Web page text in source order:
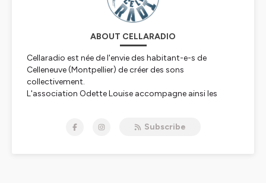
ABOUT CELLARADIO
Cellaradio est née de l'envie des habitant-e-s de
Celleneuve (Montpellier) de créer des sons
collectivement.
L'association Odette Louise accompagne ainsi les
Témoignages, reportages, interviews, fictions,
Subscribe